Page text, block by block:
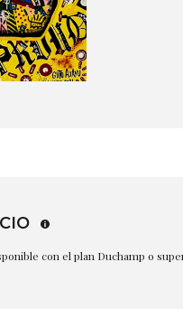
con el plan Duchamp o